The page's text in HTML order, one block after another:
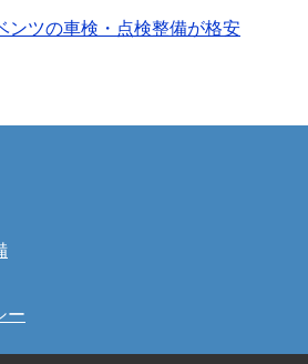
ンツの車検・点検整備が格安
ー